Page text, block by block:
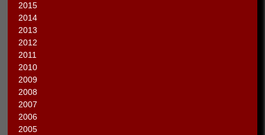
2015
2014
2013
2012
2011
2010
2009
2008
2007
2006
2005